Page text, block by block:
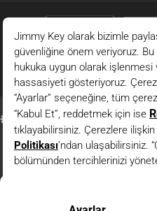
© 2026 - JIMMY KEY |
Ekru Düz Kesim Fermuar